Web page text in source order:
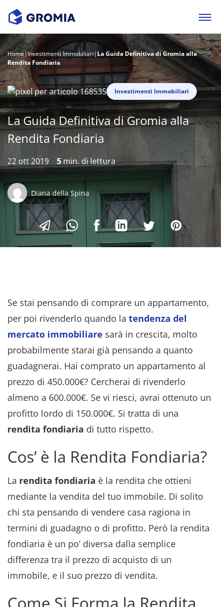
Home|Investimenti Immobiliari| La Guida Definitiva di Gromia alla
Rendita Fondiaria
Investimenti Immobiliari
La Guida Definitiva di Gromia alla
Rendita Fondiaria
22 ott 2019 5 min. di lettura
Diana della Spina
Se stai pensando di comprare un appartamento,
per poi rivenderlo quando la tendenza del
mercato immobiliare sarà in crescita, molto
probabilmente starai già pensando a quanto
guadagnerai. Hai comprato un appartamento al
prezzo di 450.000€? Cercherai di rivenderlo
almeno a 600.000€. Se vi riesci, avrai ottenuto un
profitto lordo di 150.000€. Si tratta di una
rendita fondiaria di tutto rispetto.
Cos’ è la Rendita Fondiaria?
La rendita fondiaria è la rendita che ottieni
mediante la vendita del tuo immobile. Di solito
chi sta pensando di vendere casa ragiona in
termini di guadagno o di profitto. Però la rendita
fondiaria è un po’ diversa dalla semplice
differenza tra il prezzo di acquisto di un
immobile, e il suo prezzo di vendita.
Come Si Forma la Rendita